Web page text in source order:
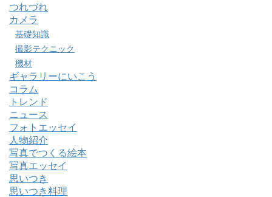
つれづれ
カメラ
基礎知識
撮影テクニック
機材
ギャラリーにいこう
コラム
トレンド
ニュース
フォトエッセイ
人物紹介
写真でつくる絵本
写真エッセイ
思いつき
思いつき料理